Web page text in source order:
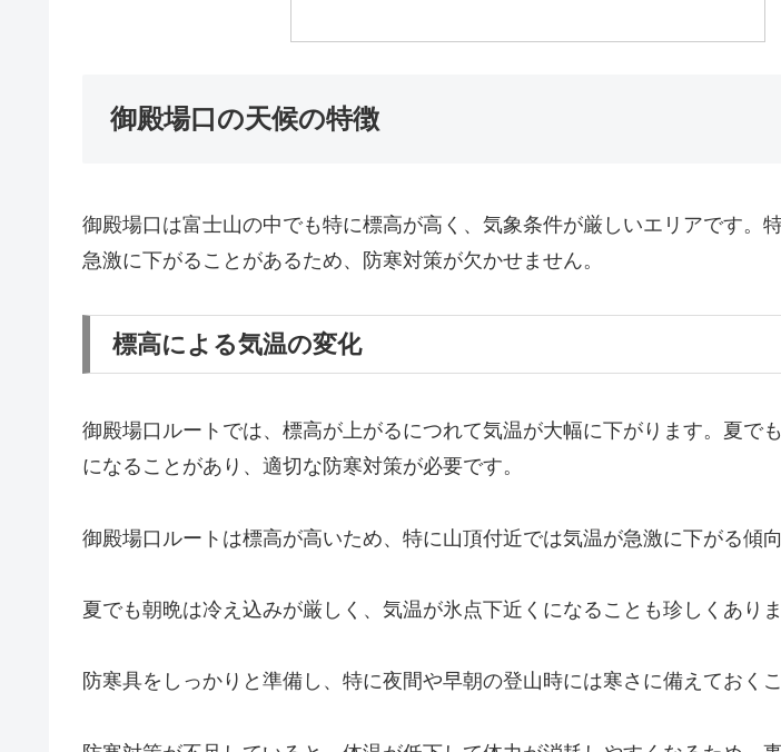
御殿場口の天候の特徴
御殿場口は富士山の中でも特に標高が高く、気象条件が厳しいエリアです。
急激に下がることがあるため、防寒対策が欠かせません。
標高による気温の変化
御殿場口ルートでは、標高が上がるにつれて気温が大幅に下がります。夏で
になることがあり、適切な防寒対策が必要です。
御殿場口ルートは標高が高いため、特に山頂付近では気温が急激に下がる傾向
夏でも朝晩は冷え込みが厳しく、気温が氷点下近くになることも珍しくありま
防寒具をしっかりと準備し、特に夜間や早朝の登山時には寒さに備えておく